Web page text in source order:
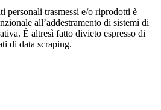
personali trasmessi e/o riprodotti è
all’addestramento di sistemi di
È altresì fatto divieto espresso di
di data scraping.